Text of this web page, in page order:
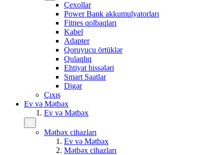
Çexollar
Power Bank akkumulyatorları
Fitnes qolbaqları
Kabel
Adapter
Qoruyucu örtüklər
Qulaqlıq
Ehtiyat hissələri
Smart Saatlar
Digər
Çıxış
Ev və Mətbəx
Ev və Mətbəx
Mətbəx cihazları
Ev və Mətbəx
Mətbəx cihazları